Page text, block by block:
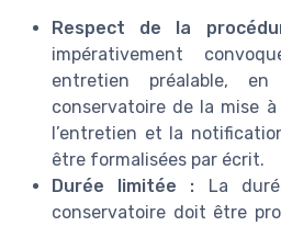
Respect de la
impérativement
entretien préalable,
conservatoire de la mise
l’entretien et la
être formalisées par écrit.
Durée limitée : La
conservatoire doit être